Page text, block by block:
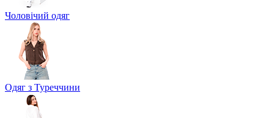
Чоловічий одяг
Одяг з Туреччини